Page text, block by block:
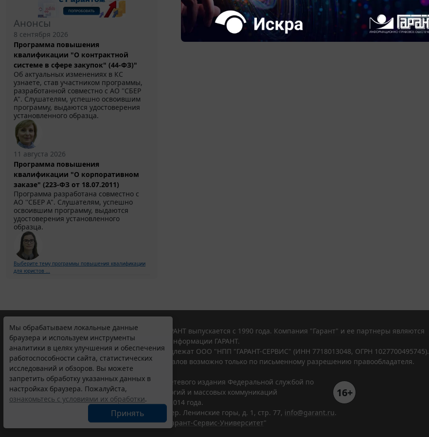
Анонсы
8 сентября 2026
Программа повышения
квалификации "О контрактной
системе в сфере закупок" (44-ФЗ)"
Об актуальных изменениях в КС
узнаете, став участником программы,
разработанной совместно с АО ''СБЕР
А". Слушателям, успешно освоившим
программу, выдаются удостоверения
установленного образца.
11 августа 2026
Программа повышения
квалификации "О корпоративном
заказе" (223-ФЗ от 18.07.2011)
Программа разработана совместно с
АО ''СБЕР А". Слушателям, успешно
освоившим программу, выдаются
удостоверения установленного
образца.
Выберите тему программы повышения квалификации
для юристов ...
Мы обрабатываем локальные данные
браузера и используем инструменты
аналитики в целях улучшения и обеспечения
работоспособности сайта, статистических
исследований и обзоров. Вы можете
запретить обработку указанных данных в
настройках браузера. Пожалуйста,
ознакомьтесь с условиями их обработки.
Принять
© ООО "НПП "ГАРАНТ-СЕРВИС", 2026. Система ГАРАНТ выпускается с 1990 года. Компания "Гарант" и ее партнеры являются
участниками Российской ассоциации правовой информации ГАРАНТ.
Все права на материалы сайта ГАРАНТ.РУ принадлежат ООО "НПП "ГАРАНТ-СЕРВИС" (ИНН 7718013048, ОГРН 1027700495745).
Полное или частичное воспроизведение материалов возможно только по письменному разрешению правообладателя.
Правила использования портала.
Портал ГАРАНТ.РУ зарегистрирован в качестве сетевого издания Федеральной службой по
надзору в сфере связи,информационных технологий и массовых коммуникаций
(Роскомнадзором), Эл № ФС77-58365 от 18 июня 2014 года.
16+
ООО "НПП "ГАРАНТ-СЕРВИС", 119234, г. Москва, тер. Ленинские горы, д. 1, стр. 77, info@garant.ru.
Разработчик ЭПС Система ГАРАНТ – ООО "НПП "
Гарант-Сервис-Университет"